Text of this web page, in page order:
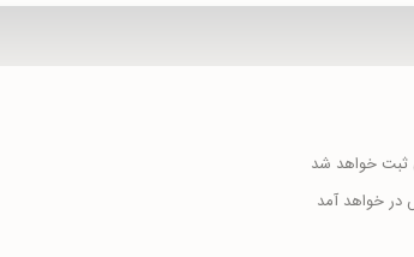
ثبت خواهد شد
در خواهد آمد